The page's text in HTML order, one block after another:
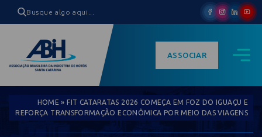
ASSOCIAR
HOME »FIT CATARATAS 2026 COMEÇA EM FOZ DO IGUAÇU E
REFORÇA TRANSFORMAÇÃO ECONÔMICA POR MEIO DAS VIAGENS